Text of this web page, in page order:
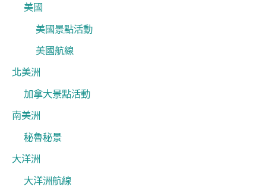
美國
美國景點活動
美國航線
北美洲
加拿大景點活動
南美洲
秘魯秘景
大洋洲
大洋洲航線